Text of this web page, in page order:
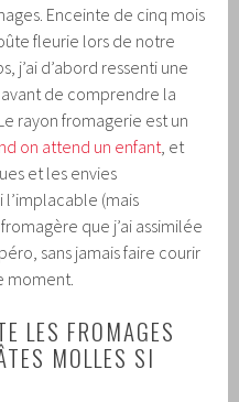
Enceinte de cinq mois
fleurie lors de notre
j’ai d’abord ressenti une
de comprendre la
rayon fromagerie est un
on attend un enfant , et
et les envies
l’implacable (mais
que j’ai assimilée
sans jamais faire courir
moment.
LES FROMAGES
MOLLES SI